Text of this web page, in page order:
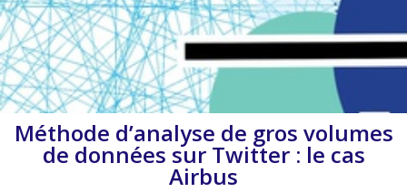
Méthode d’analyse de gros volumes
de données sur Twitter : le cas
Airbus